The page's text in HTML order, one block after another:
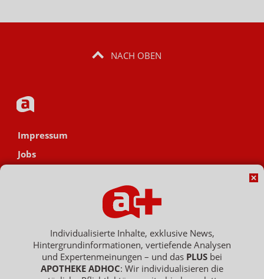
NACH OBEN
Impressum
Jobs
Hinweisgebersystem
Vertrag widerrufen
Individualisierte Inhalte, exklusive News,
Hintergrundinformationen, vertiefende Analysen
und Expertenmeinungen – und das PLUS bei
APOTHEKE ADHOC: Wir individualisieren die